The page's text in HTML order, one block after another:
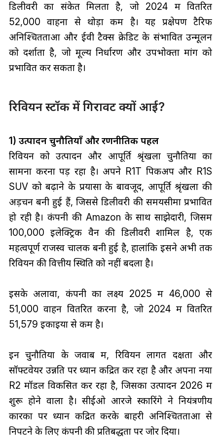
डिलीवरी का संकेत मिलता है, जो 2024 में वितरित
52,000 वाहनों से थोड़ा कम है। यह प्रक्षेपण टैरिफ
अनिश्चितताओं और ईवी टैक्स क्रेडिट के संभावित उन्मूलन
को दर्शाता है, जो मूल्य निर्धारण और उपभोक्ता मांग को
प्रभावित कर सकता है।
रिवियन स्टॉक में गिरावट क्यों आई?
1) उत्पादन चुनौतियाँ और रणनीतिक पहल
रिवियन को उत्पादन और आपूर्ति श्रृंखला चुनौतियों का
सामना करना पड़ रहा है। अपने R1T पिकअप और R1S
SUV को बढ़ाने के प्रयासों के बावजूद, आपूर्ति श्रृंखला की
अड़चनें बनी हुई हैं, जिससे डिलीवरी की समयसीमा प्रभावित
हो रही है। कंपनी की Amazon के साथ साझेदारी, जिसमें
100,000 इलेक्ट्रिक वैन की डिलीवरी शामिल है, एक
महत्वपूर्ण राजस्व चालक बनी हुई है, हालांकि इसने अभी तक
रिवियन की वित्तीय स्थिति को नहीं बदला है।
इसके अलावा, कंपनी का लक्ष्य 2025 में 46,000 से
51,000 वाहन वितरित करना है, जो 2024 में वितरित
51,579 इकाइयों से कम है।
इन चुनौतियों के जवाब में, रिवियन लागत दक्षता और
सॉफ्टवेयर उन्नति पर ध्यान केंद्रित कर रहा है और अपना नया
R2 मॉडल विकसित कर रहा है, जिसका उत्पादन 2026 में
शुरू होने वाला है। सीईओ आरजे स्कारिंगे ने नियंत्रणीय
कारकों पर ध्यान केंद्रित करके बाहरी अनिश्चितताओं से
निपटने के लिए कंपनी की प्रतिबद्धता पर जोर दिया।